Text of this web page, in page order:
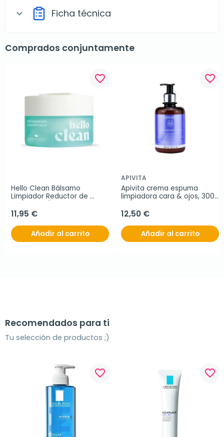
expand_more Ficha técnica
Comprados conjuntamente
favorite_border
Hello Clean Bálsamo
Limpiador Reductor de
100 ml
11,95 €
Añadir al carrito
favorite_border
APIVITA
Apivita crema espuma
limpiadora cara & ojos, 300
12,50 €
Añadir al carrito
Recomendados para ti
Tu selección de productos ;)
favorite_border favorite_border